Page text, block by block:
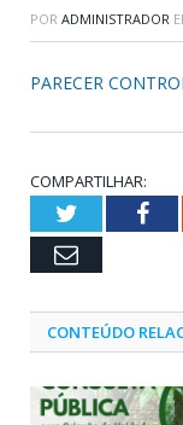
POR ADMINISTRADOR
PARECER
COMPARTILHAR:
Twitter
Email
CONTEÚDO